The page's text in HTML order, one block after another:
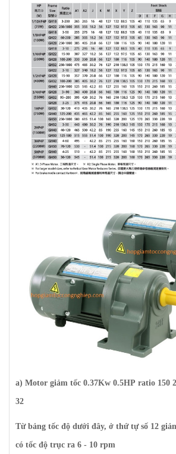
a) Motor giảm tốc 0.37Kw 0.5HP ratio 150
32
Từ bảng tốc độ dưới đây, ở thứ tự số 12
có tốc độ trục ra 6 - 10 rpm